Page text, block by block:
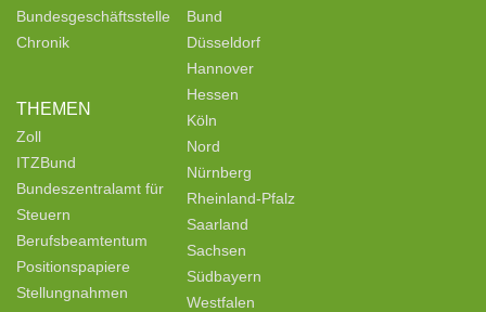
Bundesgeschäftsstelle
Chronik
THEMEN
Zoll
ITZBund
Bundeszentralamt für
Steuern
Berufsbeamtentum
Positionspapiere
Stellungnahmen
Bund
Düsseldorf
Hannover
Hessen
Köln
Nord
Nürnberg
Rheinland-Pfalz
Saarland
Sachsen
Südbayern
Westfalen